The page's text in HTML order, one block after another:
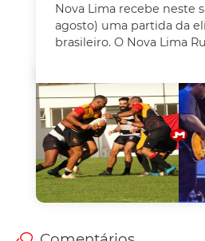
Nova Lima recebe neste
agosto) uma partida da
brasileiro. O Nova Lima